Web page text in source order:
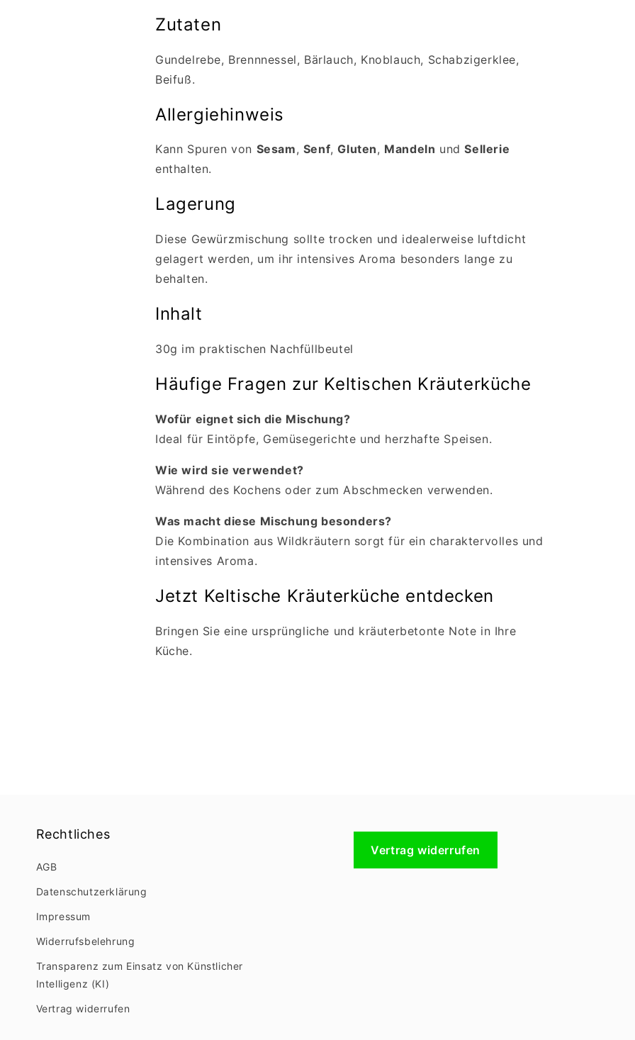
Zutaten
Gundelrebe, Brennnessel, Bärlauch, Knoblauch, Schabzigerklee,
Beifuß.
Allergiehinweis
Kann Spuren von Sesam, Senf,Gluten, Mandeln undSellerie
enthalten.
Lagerung
Diese Gewürzmischung sollte trocken und idealerweise luftdicht
gelagert werden, um ihr intensives Aroma besonders lange zu
behalten.
Inhalt
30g im praktischen Nachfüllbeutel
Häufige Fragen zur Keltischen Kräuterküche
Wofür eignet sich die Mischung?
Ideal für Eintöpfe, Gemüsegerichte und herzhafte Speisen.
Wie wird sie verwendet?
Während des Kochens oder zum Abschmecken verwenden.
Was macht diese Mischung besonders?
Die Kombination aus Wildkräutern sorgt für ein charaktervolles und
intensives Aroma.
Jetzt Keltische Kräuterküche entdecken
Bringen Sie eine ursprüngliche und kräuterbetonte Note in Ihre
Küche.
Rechtliches
AGB
Datenschutzerklärung
Impressum
Widerrufsbelehrung
Transparenz zum Einsatz von Künstlicher
Intelligenz (KI)
Vertrag widerrufen
Vertrag widerrufen